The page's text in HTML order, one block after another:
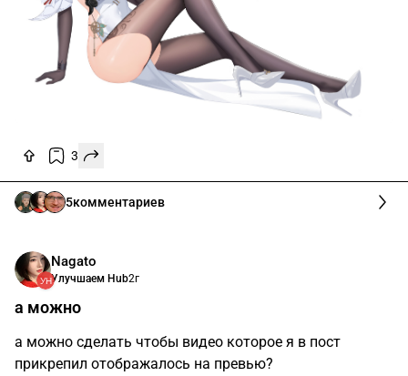
3
5комментариев
Nagato
Улучшаем Hub2г
а можно
а можно сделать чтобы видео которое я в пост
прикрепил отображалось на превью?